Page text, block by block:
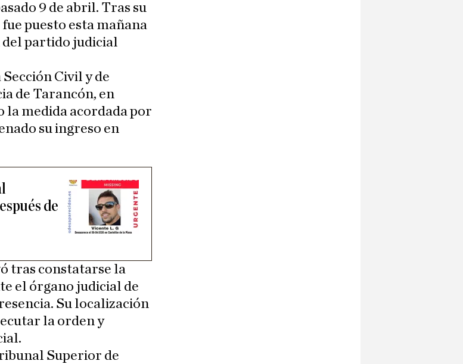
9 de abril. Tras su
puesto esta mañana
del partido judicial
Civil y de
de Tarancón, en
la medida acordada por
su ingreso en
de
tras constatarse la
el órgano judicial de
Su localización
la orden y
Superior de